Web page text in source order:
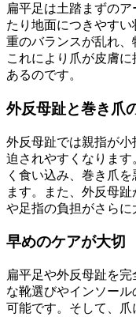
扁平足は土踏まずの
たり地面につきやす
重のバランスが乱れ、
これにより爪が皮膚
あるのです。
外反母趾と巻き爪
外反母趾では親指が
迫されやすくなりま
く食い込み、巻き爪
ます。また、外反母
や足指の負担がさらに
早めのケアが大切
扁平足や外反母趾を
な靴選びやインソー
可能です。そして、